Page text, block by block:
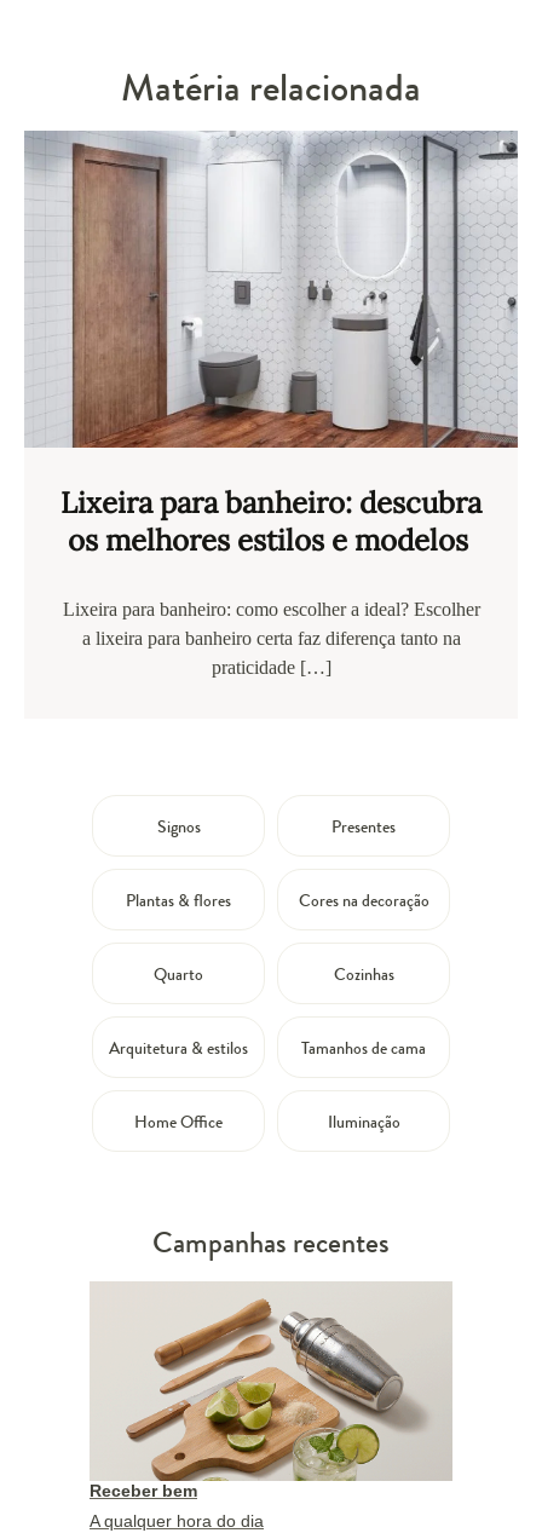
Matéria relacionada
Lixeira para banheiro: descubra
os melhores estilos e modelos
Lixeira para banheiro: como escolher a ideal? Escolher
a lixeira para banheiro certa faz diferença tanto na
praticidade […]
Signos Presentes
Plantas & flores Cores na decoração
Quarto Cozinhas
Arquitetura & estilos Tamanhos de cama
Home Office Iluminação
Campanhas recentes
Receber bem
A qualquer hora do dia